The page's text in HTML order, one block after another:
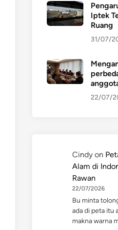
Iptek
Ruang
31/07/
22/07/
Cindy on
Alam di
Rawan
22/07/2026
Bu minta
ada di peta itu
makna warna